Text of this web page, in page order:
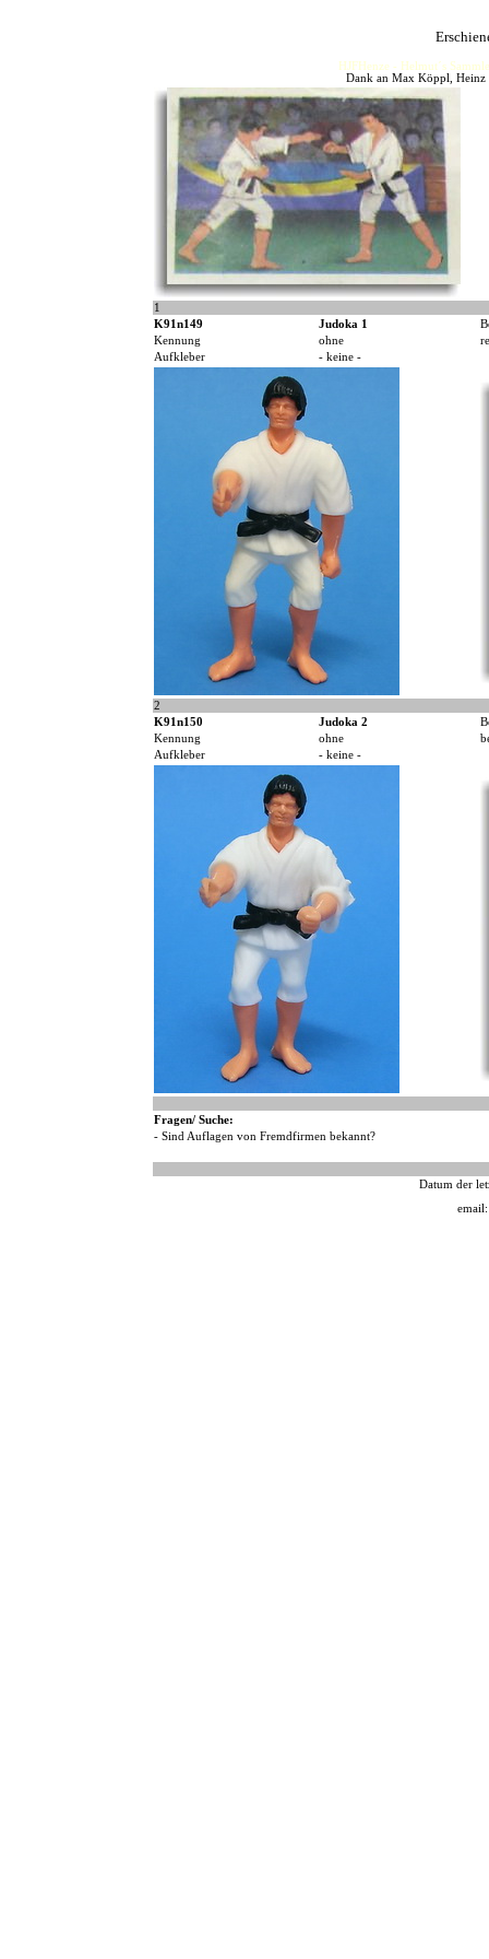
HJFHenze - Helmut´s
Dank an Max Köppl,
1
K91n149
Judoka 1
Kennung
ohne
Aufkleber
- keine -
2
K91n150
Judoka 2
Kennung
ohne
Aufkleber
- keine -
Fragen/ Suche:
- Sind Auflagen von Fremdfirmen bekannt?
Datum der